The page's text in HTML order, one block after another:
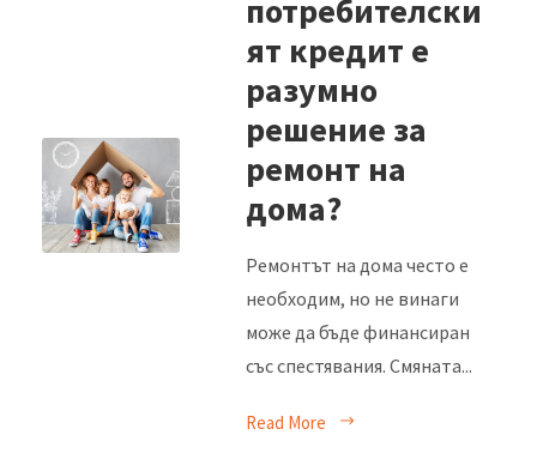
потребителски
ят кредит е
разумно
решение за
ремонт на
дома?
Ремонтът на дома често е
необходим, но не винаги
може да бъде финансиран
със спестявания. Смяната...
Read More